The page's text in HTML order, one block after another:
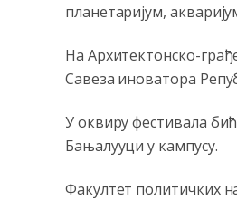
планетаријум,
На Архитектонско-
Савеза иноватора
У оквиру фестивала
Бањалууци у кампусу.
Факултет политичких